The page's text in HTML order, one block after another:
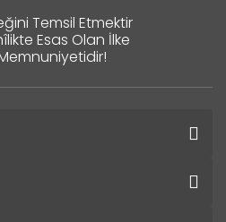
Temsil Etmektir
Esas Olan İlke